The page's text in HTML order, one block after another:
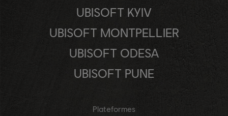
UBISOFT KYIV
UBISOFT MONTPELLIER
UBISOFT ODESA
UBISOFT PUNE
Plateformes